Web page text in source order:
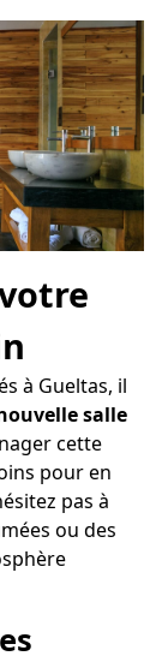
à Gueltas, il
salle
cette
pour en
pas à
ou des